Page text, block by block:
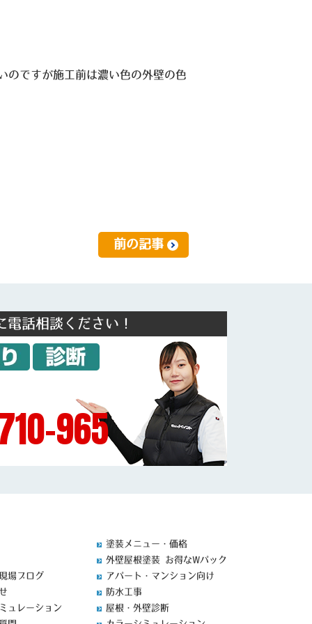
のですが施工前は濃い色の外壁の色
前の記事
電話相談ください！
965
場ブログ
ュレーション
塗装メニュー・価格
外壁屋根塗装 お得なWパック
アパート・マンション向け
防水工事
屋根・外壁診断